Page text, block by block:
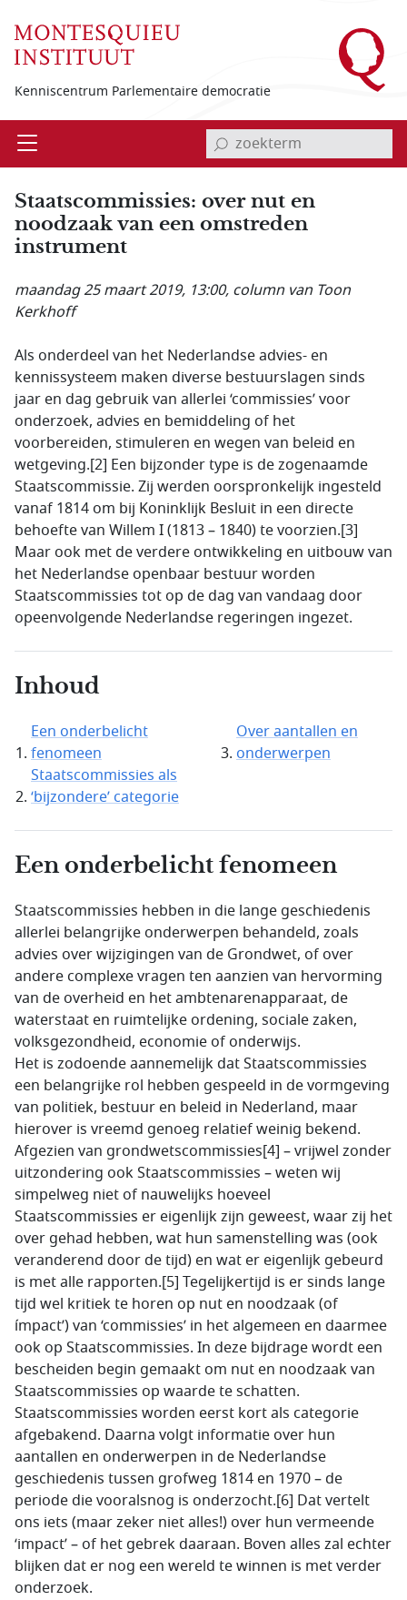
Kenniscentrum Parlementaire democratie
Open invoerveld zoekterm
Staatscommissies: over nut en
noodzaak van een omstreden
instrument
maandag 25 maart 2019, 13:00, column van Toon
Kerkhoff
Als onderdeel van het Nederlandse advies- en
kennissysteem maken diverse bestuurslagen sinds
jaar en dag gebruik van allerlei ‘commissies’ voor
onderzoek, advies en bemiddeling of het
voorbereiden, stimuleren en wegen van beleid en
wetgeving.[2] Een bijzonder type is de zogenaamde
Staatscommissie. Zij werden oorspronkelijk ingesteld
vanaf 1814 om bij Koninklijk Besluit in een directe
behoefte van Willem I (1813 – 1840) te voorzien.[3]
Maar ook met de verdere ontwikkeling en uitbouw van
het Nederlandse openbaar bestuur worden
Staatscommissies tot op de dag van vandaag door
opeenvolgende Nederlandse regeringen ingezet.
Inhoud
Een onderbelicht
fenomeen
Staatscommissies als
‘bijzondere’ categorie
Over aantallen en
onderwerpen
Een onderbelicht fenomeen
Staatscommissies hebben in die lange geschiedenis
allerlei belangrijke onderwerpen behandeld, zoals
advies over wijzigingen van de Grondwet, of over
andere complexe vragen ten aanzien van hervorming
van de overheid en het ambtenarenapparaat, de
waterstaat en ruimtelijke ordening, sociale zaken,
volksgezondheid, economie of onderwijs.
Het is zodoende aannemelijk dat Staatscommissies
een belangrijke rol hebben gespeeld in de vormgeving
van politiek, bestuur en beleid in Nederland, maar
hierover is vreemd genoeg relatief weinig bekend.
Afgezien van grondwetscommissies[4] – vrijwel zonder
uitzondering ook Staatscommissies – weten wij
simpelweg niet of nauwelijks hoeveel
Staatscommissies er eigenlijk zijn geweest, waar zij het
over gehad hebben, wat hun samenstelling was (ook
veranderend door de tijd) en wat er eigenlijk gebeurd
is met alle rapporten.[5] Tegelijkertijd is er sinds lange
tijd wel kritiek te horen op nut en noodzaak (of
ímpact’) van ‘commissies’ in het algemeen en daarmee
ook op Staatscommissies. In deze bijdrage wordt een
bescheiden begin gemaakt om nut en noodzaak van
Staatscommissies op waarde te schatten.
Staatscommissies worden eerst kort als categorie
afgebakend. Daarna volgt informatie over hun
aantallen en onderwerpen in de Nederlandse
geschiedenis tussen grofweg 1814 en 1970 – de
periode die vooralsnog is onderzocht.[6] Dat vertelt
ons iets (maar zeker niet alles!) over hun vermeende
‘impact’ – of het gebrek daaraan. Boven alles zal echter
blijken dat er nog een wereld te winnen is met verder
onderzoek.